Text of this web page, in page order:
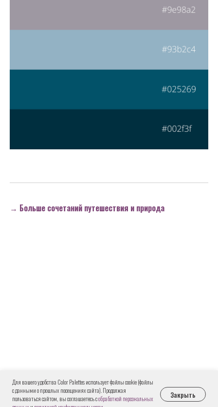
→ Больше сочетаний путешествия и природа
Для вашего удобства Color Palettes использует файлы cookie (файлы
с данными о прошлых посещениях сайта). Продолжая
пользоваться сайтом, вы соглашаетесь собработкой персональных
Закрыть